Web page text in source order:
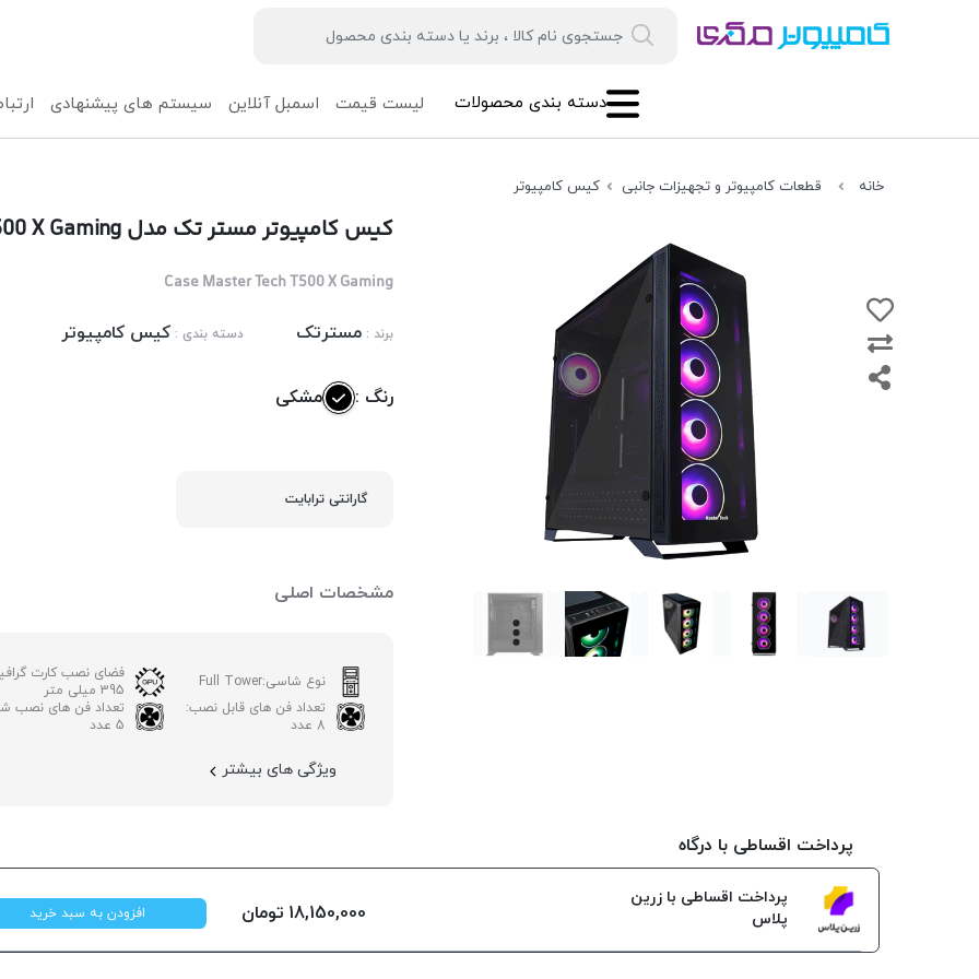
لیست قیمت اسمبل آنلاین سیستم های پیشنهادی دسته بندی محصولات
خانه قطعات کامپیوتر و تجهیزات جانبی کیس کامپیوتر
کیس کامپیوتر مستر تک مدل Master Tech T500 X Gaming
Case Master Tech T500 X Gaming
برند : مسترتک دسته بندی : کیس کامپیوتر
رنگ : مشکی
گارانتی ترابایت
مشخصات اصلی
نوع شاسی:Full Tower
فضای نصب کارت
395 میلی متر
تعداد فن های قابل نصب:
8 عدد
تعداد فن های نصب
5 عدد
ویژگی های بیشتر
پرداخت اقساطی با درگاه
پرداخت اقساطی با زرین
پلاس
18,150,000 تومان افزودن به سبد خرید